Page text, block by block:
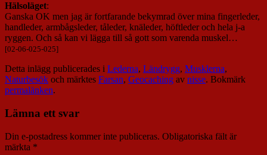
Hälsoläget:
Ganska OK men jag är fortfarande bekymrad över mina fingerleder,
handleder, armbågsleder, tåleder, knäleder, höftleder och hela j-a
ryggen. Och så kan vi lägga till så gott som varenda muskel…
[02-06-025-025]
Detta inlägg publicerades i Lederna, Ländrygg, Musklerna,
Naturbesök och märktes Farsan, Geocaching av nisse. Bokmärk
permalänken.
Lämna ett svar
Din e-postadress kommer inte publiceras. Obligatoriska fält är
märkta *